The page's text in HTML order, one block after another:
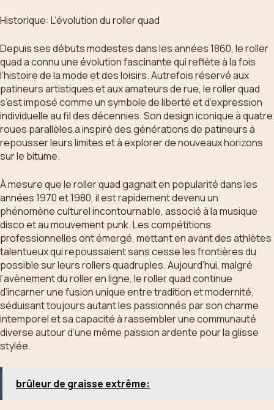
Historique: L’évolution du roller quad
Depuis ses débuts modestes dans les années 1860, le roller
quad a connu une évolution fascinante qui reflète à la fois
l’histoire de la mode et des loisirs. Autrefois réservé aux
patineurs artistiques et aux amateurs de rue, le roller quad
s’est imposé comme un symbole de liberté et d’expression
individuelle au fil des décennies. Son design iconique à quatre
roues parallèles a inspiré des générations de patineurs à
repousser leurs limites et à explorer de nouveaux horizons
sur le bitume.
À mesure que le roller quad gagnait en popularité dans les
années 1970 et 1980, il est rapidement devenu un
phénomène culturel incontournable, associé à la musique
disco et au mouvement punk. Les compétitions
professionnelles ont émergé, mettant en avant des athlètes
talentueux qui repoussaient sans cesse les frontières du
possible sur leurs rollers quadruples. Aujourd’hui, malgré
l’avènement du roller en ligne, le roller quad continue
d’incarner une fusion unique entre tradition et modernité,
séduisant toujours autant les passionnés par son charme
intemporel et sa capacité à rassembler une communauté
diverse autour d’une même passion ardente pour la glisse
stylée.
brûleur de graisse extrême: